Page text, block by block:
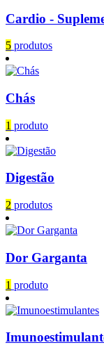
Cardio -
5 produtos
Chás
1 produto
Digestão
2 produtos
Dor Garganta
1 produto